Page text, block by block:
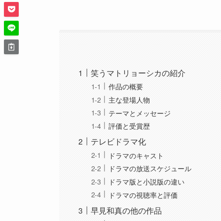
笑うマトリョーシカの紹介
作品の概要
主な登場人物
テーマとメッセージ
評価と受賞歴
テレビドラマ化
ドラマのキャスト
ドラマの放送スケジュール
ドラマ版と小説版の違い
ドラマの視聴率と評価
早見和真の他の作品